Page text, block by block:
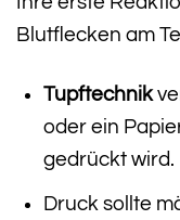
Blutflecken am
Tupftechnik
oder ein
gedrückt wird.
Druck sollte